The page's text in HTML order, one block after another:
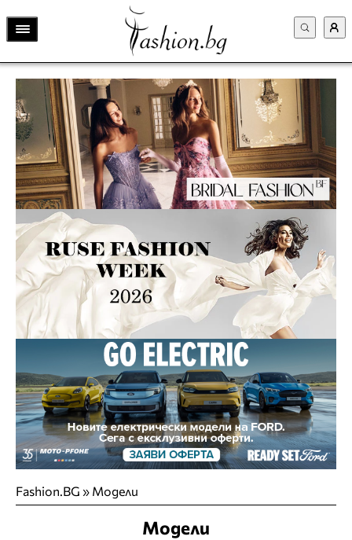
Fashion.BG » Модели
Модели